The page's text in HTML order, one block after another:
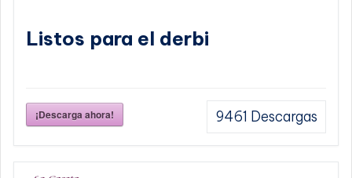
Listos para el derbi
¡Descarga ahora! 9461 Descargas